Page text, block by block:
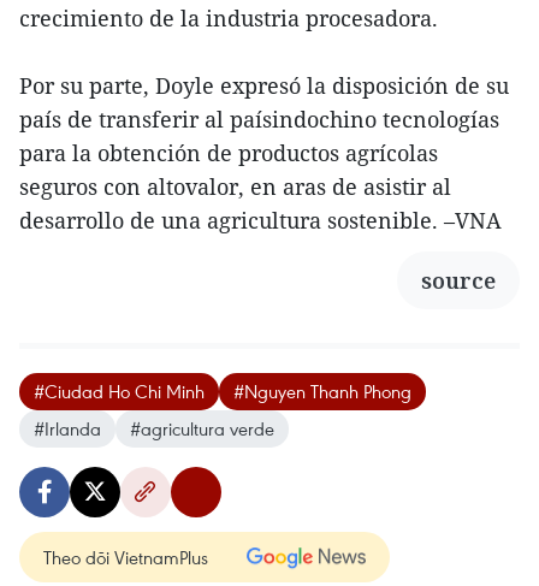
crecimiento de la industria procesadora.
Por su parte, Doyle expresó la disposición de su
país de transferir al paísindochino tecnologías
para la obtención de productos agrícolas
seguros con altovalor, en aras de asistir al
desarrollo de una agricultura sostenible. –VNA
source
#Ciudad Ho Chi Minh
#Nguyen Thanh Phong
#Irlanda
#agricultura verde
Theo dõi VietnamPlus